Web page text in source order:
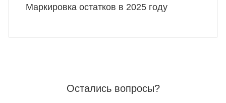
Маркировка остатков в 2025 году
Остались вопросы?